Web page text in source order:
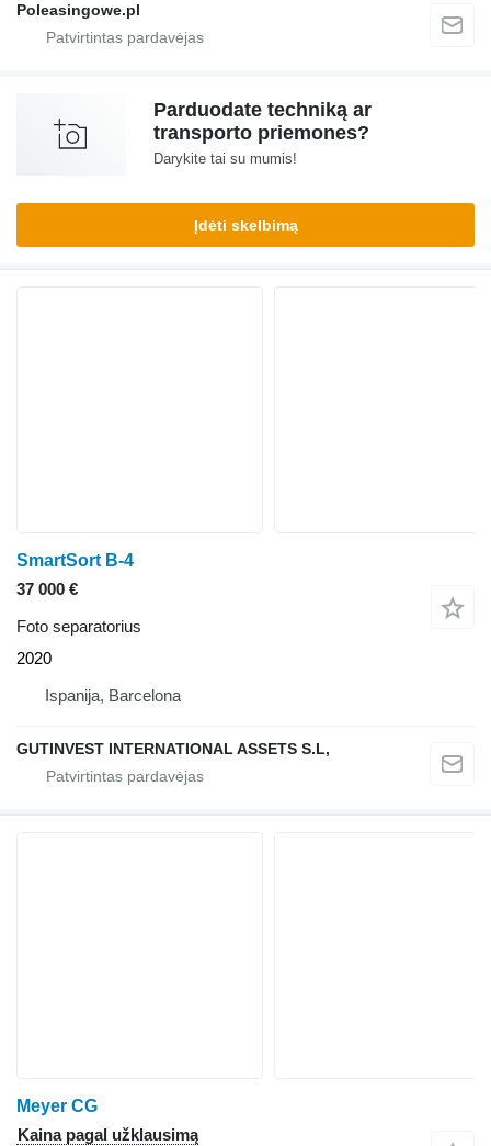
Poleasingowe.pl
Parduodate techniką ar
transporto priemones?
Darykite tai su mumis!
Įdėti skelbimą
SmartSort B-4
37 000 €
Foto separatorius
2020
Ispanija, Barcelona
GUTINVEST INTERNATIONAL ASSETS S.L,
Meyer CG
Kaina pagal užklausimą